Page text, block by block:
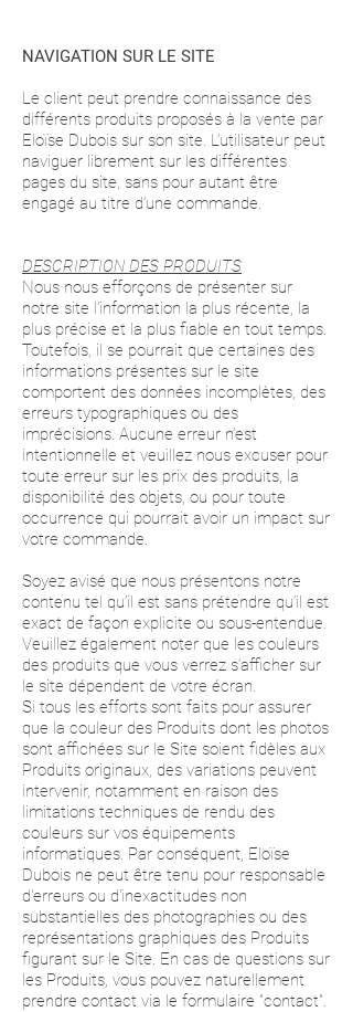
NAVIGATION SUR LE SITE
Le client peut prendre connaissance des
différents produits proposés à la vente par
Eloïse Dubois sur son site. L’utilisateur peut
naviguer librement sur les différentes
pages du site, sans pour autant être
engagé au titre d’une commande.
DESCRIPTION DES PRODUITS
Nous nous efforçons de présenter sur
notre site l’information la plus récente, la
plus précise et la plus fiable en tout temps.
Toutefois, il se pourrait que certaines des
informations présentes sur le site
comportent des données incomplètes, des
erreurs typographiques ou des
imprécisions. Aucune erreur n’est
intentionnelle et veuillez nous excuser pour
toute erreur sur les prix des produits, la
disponibilité des objets, ou pour toute
occurrence qui pourrait avoir un impact sur
votre commande.
Soyez avisé que nous présentons notre
contenu tel qu’il est sans prétendre qu’il est
exact de façon explicite ou sous-entendue.
Veuillez également noter que les couleurs
des produits que vous verrez s’afficher sur
le site dépendent de votre écran.
Si tous les efforts sont faits pour assurer
que la couleur des Produits dont les photos
sont affichées sur le Site soient fidèles aux
Produits originaux, des variations peuvent
intervenir, notamment en raison des
limitations techniques de rendu des
couleurs sur vos équipements
informatiques. Par conséquent, Eloïse
Dubois ne peut être tenu pour responsable
d'erreurs ou d'inexactitudes non
substantielles des photographies ou des
représentations graphiques des Produits
figurant sur le Site. En cas de questions sur
les Produits, vous pouvez naturellement
prendre contact via le formulaire "contact".